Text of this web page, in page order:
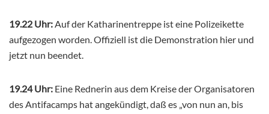
19.22 Uhr:Auf der Katharinentreppe ist eine Polizeikette
aufgezogen worden. Offiziell ist die Demonstration hier und
jetzt nun beendet.
19.24 Uhr: Eine Rednerin aus dem Kreise der Organisatoren
des Antifacamps hat angekündigt, daß es „von nun an, bis